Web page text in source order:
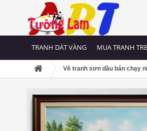
TRANH DÁT VÀNG MUA TRANH
Vẽ tranh sơn dầu bán chạy